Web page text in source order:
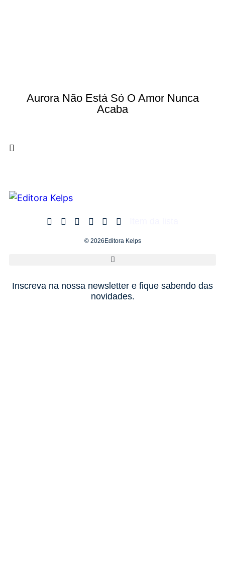
Aurora Não Está Só O Amor Nunca
Acaba
© 2026Editora Kelps
Inscreva na nossa newsletter e fique sabendo das
novidades.